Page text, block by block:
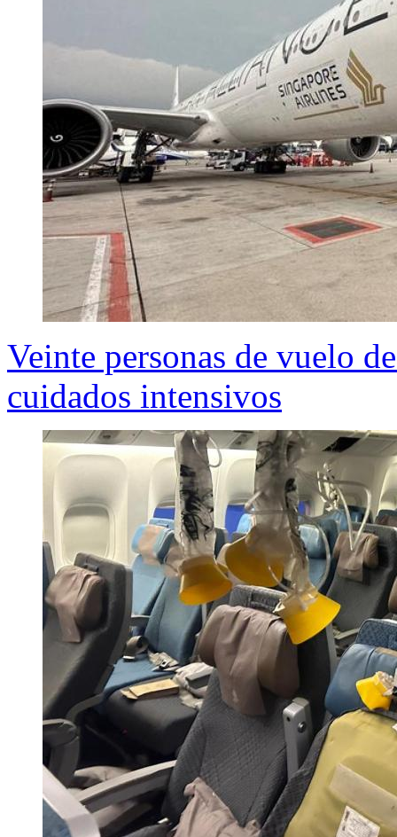
Veinte personas de vuelo
cuidados intensivos